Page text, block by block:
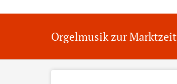
Orgelmusik zur Marktzeit